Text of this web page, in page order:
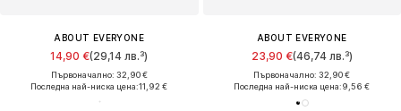
ABOUT EVERYONE
14,90 €(29,14 лв.³)
Първоначално: 32,90 €
Последна най-ниска цена:11,92 €
ABOUT EVERYONE
23,90 €(46,74 лв.³)
Първоначално: 32,90 €
Последна най-ниска цена:9,56 €